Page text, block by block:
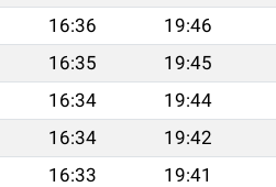
16:36 19:46
16:35 19:45
16:34 19:44
16:34 19:42
16:33 19:41